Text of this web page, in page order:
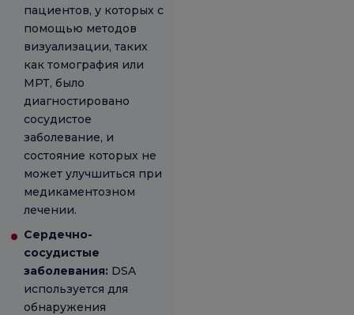
пациентов, у которых с
помощью методов
визуализации, таких
как томография или
МРТ, было
диагностировано
сосудистое
заболевание, и
состояние которых не
может улучшиться при
медикаментозном
лечении.
Сердечно-
сосудистые
заболевания: DSA
используется для
обнаружения